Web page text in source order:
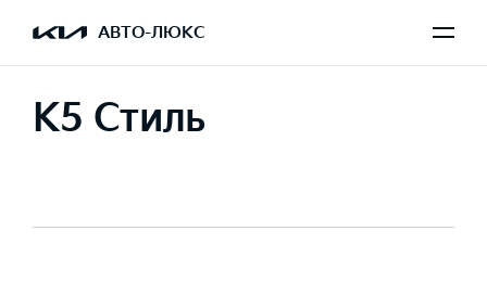
АВТО-ЛЮКС
K5 Стиль